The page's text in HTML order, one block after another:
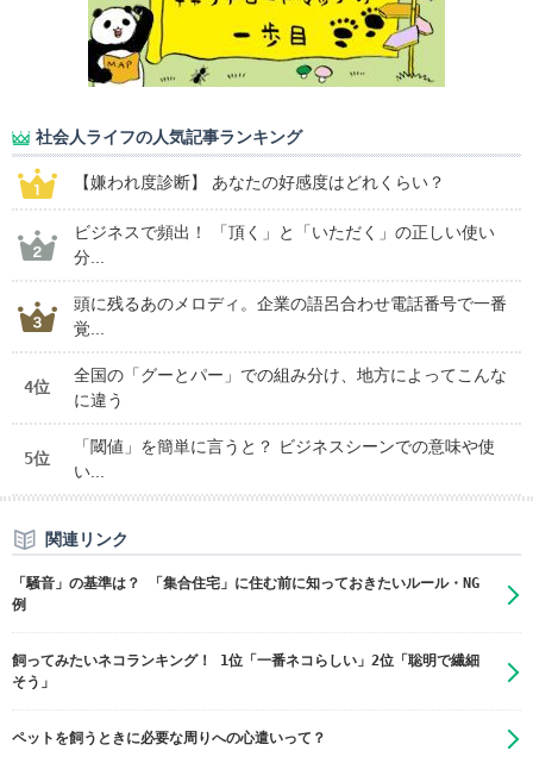
社会人ライフの人気記事ランキング
【嫌われ度診断】 あなたの好感度はどれくらい？
ビジネスで頻出！ 「頂く」と「いただく」の正しい使い
分...
頭に残るあのメロディ。企業の語呂合わせ電話番号で一番
覚...
4位
全国の「グーとパー」での組み分け、地方によってこんな
に違う
5位
「閾値」を簡単に言うと？ ビジネスシーンでの意味や使
い...
関連リンク
「騒音」の基準は？ 「集合住宅」に住む前に知っておきたいルール・NG
例
飼ってみたいネコランキング！ 1位「一番ネコらしい」2位「聡明で繊細
そう」
ペットを飼うときに必要な周りへの心遣いって？